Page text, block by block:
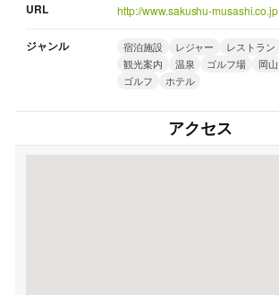
URL http://www.sakushu-musashi.co.jp
ジャンル 宿泊施設 レジャー レストラン
観光案内
温泉 ゴルフ場 岡山
ゴルフ
ホテル
アクセス